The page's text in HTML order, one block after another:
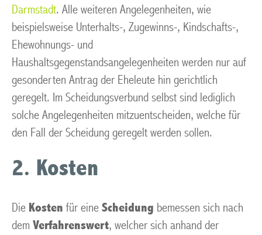
Darmstadt. Alle weiteren Angelegenheiten, wie
beispielsweise Unterhalts-, Zugewinns-, Kindschafts-,
Ehewohnungs- und
Haushaltsgegenstandsangelegenheiten werden nur auf
gesonderten Antrag der Eheleute hin gerichtlich
geregelt. Im Scheidungsverbund selbst sind lediglich
solche Angelegenheiten mitzuentscheiden, welche für
den Fall der Scheidung geregelt werden sollen.
2. Kosten
Die Kosten für eine Scheidung bemessen sich nach
dem Verfahrenswert, welcher sich anhand der